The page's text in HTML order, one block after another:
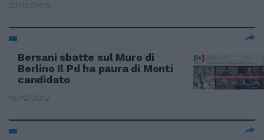
23/12/2012
Bersani sbatte sul Muro di
Berlino Il Pd ha paura di Monti
candidato
16/12/2012